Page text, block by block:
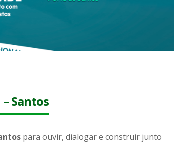
Santos
para ouvir, dialogar e construir junto